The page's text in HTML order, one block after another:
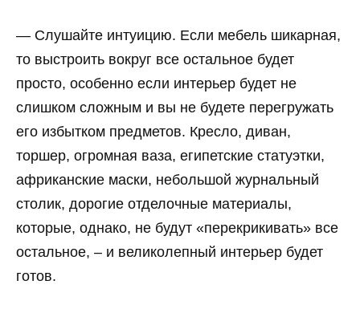
— Слушайте интуицию. Если мебель шикарная,
то выстроить вокруг все остальное будет
просто, особенно если интерьер будет не
слишком сложным и вы не будете перегружать
его избытком предметов. Кресло, диван,
торшер, огромная ваза, египетские статуэтки,
африканские маски, небольшой журнальный
столик, дорогие отделочные материалы,
которые, однако, не будут «перекрикивать» все
остальное, – и великолепный интерьер будет
готов.